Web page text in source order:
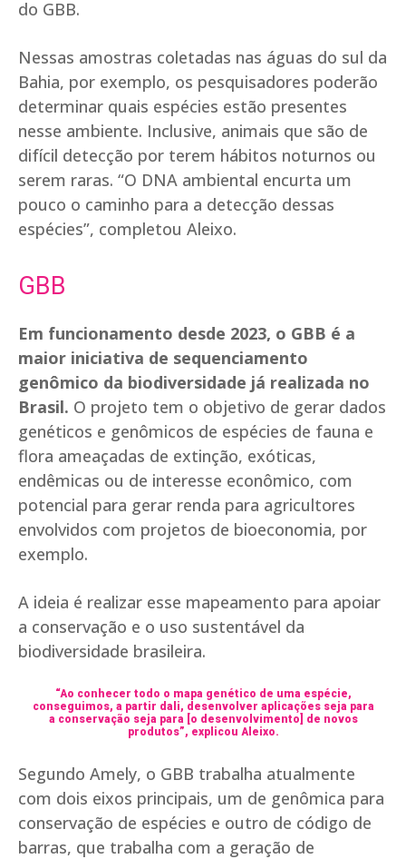
do GBB.
Nessas amostras coletadas nas águas do sul da
Bahia, por exemplo, os pesquisadores poderão
determinar quais espécies estão presentes
nesse ambiente. Inclusive, animais que são de
difícil detecção por terem hábitos noturnos ou
serem raras. “O DNA ambiental encurta um
pouco o caminho para a detecção dessas
espécies”, completou Aleixo.
GBB
Em funcionamento desde 2023, o GBB é a
maior iniciativa de sequenciamento
genômico da biodiversidade já realizada no
Brasil. O projeto tem o objetivo de gerar dados
genéticos e genômicos de espécies de fauna e
flora ameaçadas de extinção, exóticas,
endêmicas ou de interesse econômico, com
potencial para gerar renda para agricultores
envolvidos com projetos de bioeconomia, por
exemplo.
A ideia é realizar esse mapeamento para apoiar
a conservação e o uso sustentável da
biodiversidade brasileira.
“Ao conhecer todo o mapa genético de uma espécie,
conseguimos, a partir dali, desenvolver aplicações seja para
a conservação seja para [o desenvolvimento] de novos
produtos”, explicou Aleixo.
Segundo Amely, o GBB trabalha atualmente
com dois eixos principais, um de genômica para
conservação de espécies e outro de código de
barras, que trabalha com a geração de